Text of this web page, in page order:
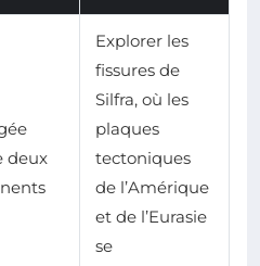
deux
Explorer les
fissures de
Silfra, où les
plaques
tectoniques
de l’Amérique
et de l’Eurasie
se